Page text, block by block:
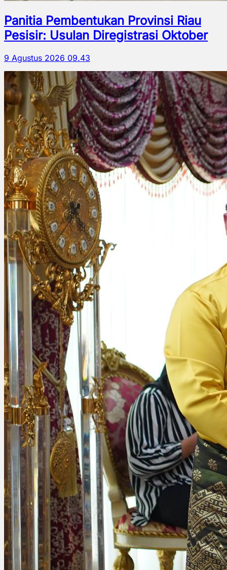
Panitia Pembentukan Provinsi Riau
Pesisir: Usulan Diregistrasi Oktober
9 Agustus 2026 09.43